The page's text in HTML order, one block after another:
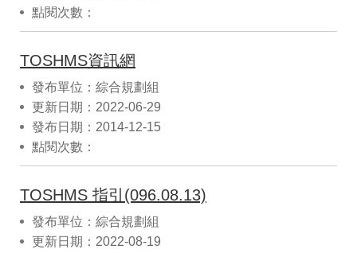
點閱次數：
TOSHMS資訊網
發布單位：綜合規劃組
更新日期：2022-06-29
發布日期：2014-12-15
點閱次數：
TOSHMS 指引(096.08.13)
發布單位：綜合規劃組
更新日期：2022-08-19